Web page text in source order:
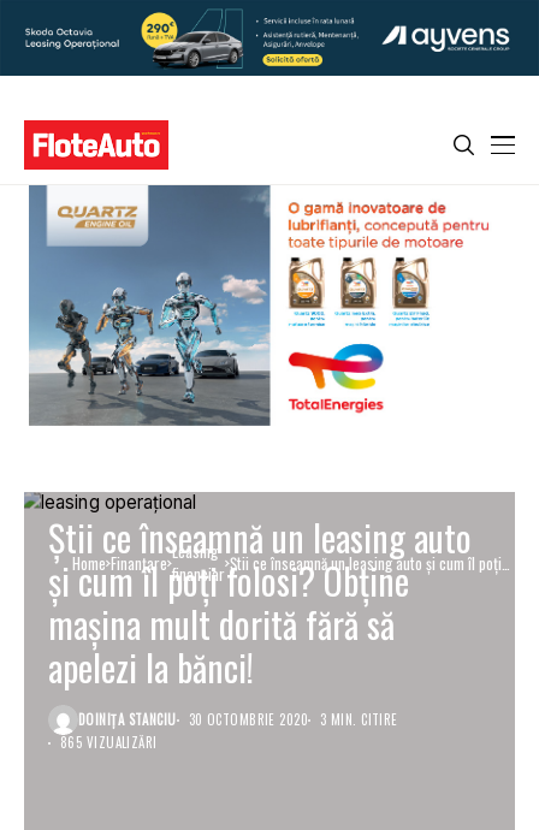
Home Finanţare Leasing
financiar Știi ce înseamnă un leasing auto și cum îl poți
folosi? Obține mașina mult dorită fără să
apelezi la bănci!
Știi ce înseamnă un leasing auto
și cum îl poți folosi? Obține
mașina mult dorită fără să
apelezi la bănci!
DOINIŢA STANCIU 30 OCTOMBRIE 2020
3 MIN. CITIRE
865 VIZUALIZĂRI